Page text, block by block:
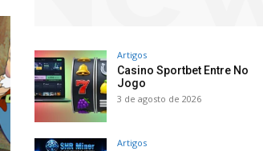
Artigos
Casino Sportbet Entre No
Jogo
3 de agosto de 2026
Artigos